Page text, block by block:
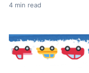
4 min read